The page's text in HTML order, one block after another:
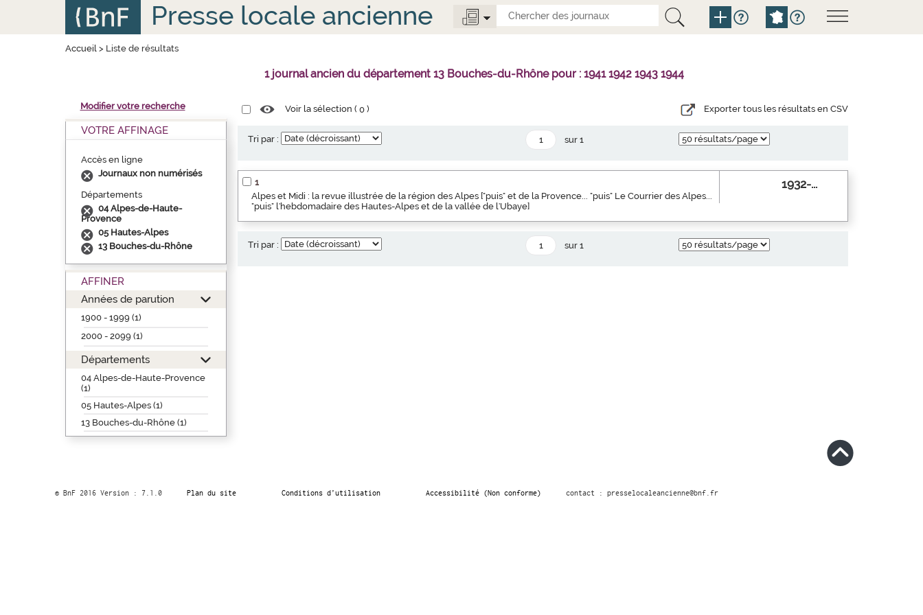
Presse locale ancienne
Accueil> Liste de résultats
1 journal ancien du département 13 Bouches-du-Rhône pour : 1941 1942 1943 1944
Modifier votre recherche
VOTRE AFFINAGE
Accès en ligne
Journaux non numérisés
Départements
04 Alpes-de-Haute-
Provence
05 Hautes-Alpes
13 Bouches-du-Rhône
AFFINER
Années de parution
1900 - 1999 (1)
2000 - 2099 (1)
Départements
04 Alpes-de-Haute-Provence
(1)
05 Hautes-Alpes (1)
13 Bouches-du-Rhône (1)
Voir la sélection (0 ) Exporter tous les résultats en CSV
Tri par : sur 1
1
Alpes et Midi : la revue illustrée de la région des Alpes ["puis" et de la Provence... "puis" Le Courrier des Alpes...
"puis" l'hebdomadaire des Hautes-Alpes et de la vallée de l'Ubaye]
1932-...
Tri par : sur 1
© BnF 2016 Version : 7.1.0 Plan du site Conditions d’utilisation Accessibilité (Non conforme) contact : presselocaleancienne@bnf.fr
Panneau de gestion des cookies